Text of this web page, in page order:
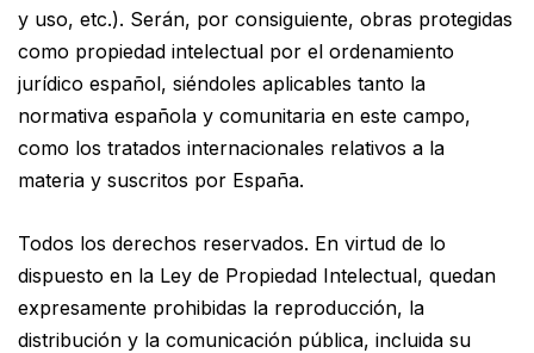
y uso, etc.). Serán, por consiguiente, obras protegidas
como propiedad intelectual por el ordenamiento
jurídico español, siéndoles aplicables tanto la
normativa española y comunitaria en este campo,
como los tratados internacionales relativos a la
materia y suscritos por España.
Todos los derechos reservados. En virtud de lo
dispuesto en la Ley de Propiedad Intelectual, quedan
expresamente prohibidas la reproducción, la
distribución y la comunicación pública, incluida su